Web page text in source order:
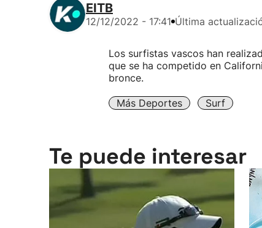
EITB
12/12/2022 - 17:41 Última
Los surfistas vascos han
que se ha competido en
bronce.
Más Deportes Surf
Te puede interesar